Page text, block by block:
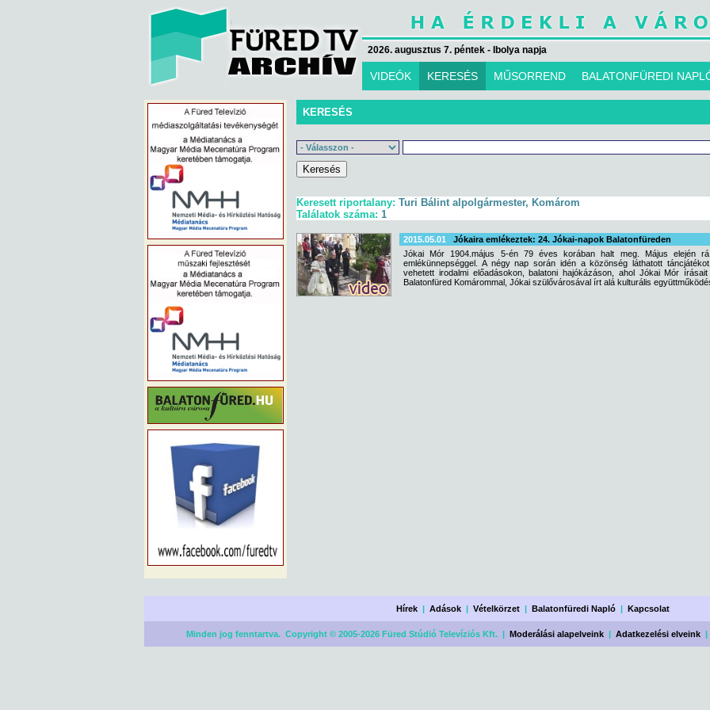
2026. augusztus 7. péntek - Ibolya napja
VIDEÓK KERESÉS MŰSORREND BALATONFÜREDI
KERESÉS
Keresett riportalany: Turi Bálint alpolgármester, Komárom
Találatok száma: 1
2015.05.01
Jókaira emlékeztek: 24. Jókai-napok Balatonfüreden
Jókai Mór 1904.május 5-én 79 éves korában halt meg. Május elején
emlékünnepséggel. A négy nap során idén a közönség láthatott
vehetett irodalmi előadásokon, balatoni hajókázáson, ahol Jókai Mór
Balatonfüred Komárommal, Jókai szülővárosával írt alá kulturális
Hírek| Adások| Vételkörzet| Balatonfüredi Napló| Kapcsolat
Minden jog fenntartva. Copyright © 2005-2026 Füred Stúdió Televíziós Kft. | Moderálási alapelveink | Adatkezelési elveink |